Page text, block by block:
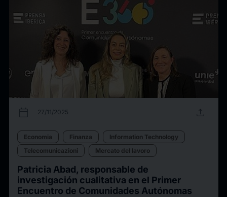
calendar_today 27/11/2025 upload
Economia Finanza
Information Technology
Telecomunicazioni
Mercato del lavoro
Patricia Abad, responsable de
investigación cualitativa en el Primer
Encuentro de Comunidades Autónomas